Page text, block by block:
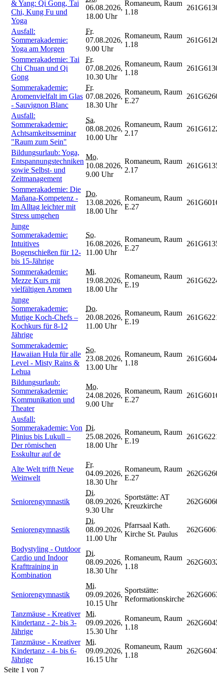
& Yang: Qi Gong, Tai
Chi, Kung Fu und
Yoga
06.08.2026,
18.00 Uhr
Romaneum, Raum
1.18
Ausfall:
Sommerakademie:
Yoga am Morgen
Fr.
07.08.2026,
9.00 Uhr
Romaneum, Raum
1.18
Sommerakademie: Tai
Chi Chuan und Qi
Gong
Fr.
07.08.2026,
10.30 Uhr
Romaneum, Raum
1.18
Sommerakademie:
Aromenvielfalt im Glas
- Sauvignon Blanc
Fr.
07.08.2026,
18.30 Uhr
Romaneum, Raum
E.27
Ausfall:
Sommerakademie:
Achtsamkeitsseminar
"Raum zum Sein"
Sa.
08.08.2026,
10.00 Uhr
Romaneum, Raum
2.17
Bildungsurlaub: Yoga,
Entspannungstechniken
sowie Selbst- und
Zeitmanagement
Mo.
10.08.2026,
9.00 Uhr
Romaneum, Raum
2.17
Sommerakademie: Die
Mañana-Kompetenz -
Im Alltag leichter mit
Stress umgehen
Do.
13.08.2026,
18.00 Uhr
Romaneum, Raum
E.27
Junge
Sommerakademie:
Intuitives
Bogenschießen für 12-
bis 15-Jährige
So.
16.08.2026,
11.00 Uhr
Romaneum, Raum
E.27
Sommerakademie:
Mezze Kurs mit
vielfältigen Aromen
Mi.
19.08.2026,
18.00 Uhr
Romaneum, Raum
E.19
Junge
Sommerakademie:
Mutige Koch-Chefs –
Kochkurs für 8-12
Jährige
Do.
20.08.2026,
11.00 Uhr
Romaneum, Raum
E.19
Sommerakademie:
Hawaiian Hula für alle
Level - Misty Rains &
Lehua
So.
23.08.2026,
13.00 Uhr
Romaneum, Raum
1.18
Bildungsurlaub:
Sommerakademie:
Kommunikation und
Theater
Mo.
24.08.2026,
9.00 Uhr
Romaneum, Raum
E.27
Ausfall:
Sommerakademie: Von
Plinius bis Lukull –
Der römischen
Esskultur auf de
Di.
25.08.2026,
18.00 Uhr
Romaneum, Raum
E.19
Alte Welt trifft Neue
Weinwelt
Fr.
04.09.2026,
18.30 Uhr
Romaneum, Raum
E.27
Seniorengymnastik
Di.
08.09.2026,
9.30 Uhr
Sportstätte: AT
Kreuzkirche
Seniorengymnastik
Di.
08.09.2026,
11.00 Uhr
Pfarrsaal Kath.
Kirche St. Paulus
Bodystyling - Outdoor
Cardio und Indoor
Krafttraining in
Kombination
Di.
08.09.2026,
18.30 Uhr
Romaneum, Raum
1.18
Seniorengymnastik
Mi.
09.09.2026,
10.15 Uhr
Sportstätte:
Reformationskirche
Tanzmäuse - Kreativer
Kindertanz - 2- bis 3-
Jährige
Mi.
09.09.2026,
15.30 Uhr
Romaneum, Raum
1.18
Tanzmäuse - Kreativer
Kindertanz - 4- bis 6-
Jährige
Mi.
09.09.2026,
16.15 Uhr
Romaneum, Raum
1.18
Seite 1 von 7